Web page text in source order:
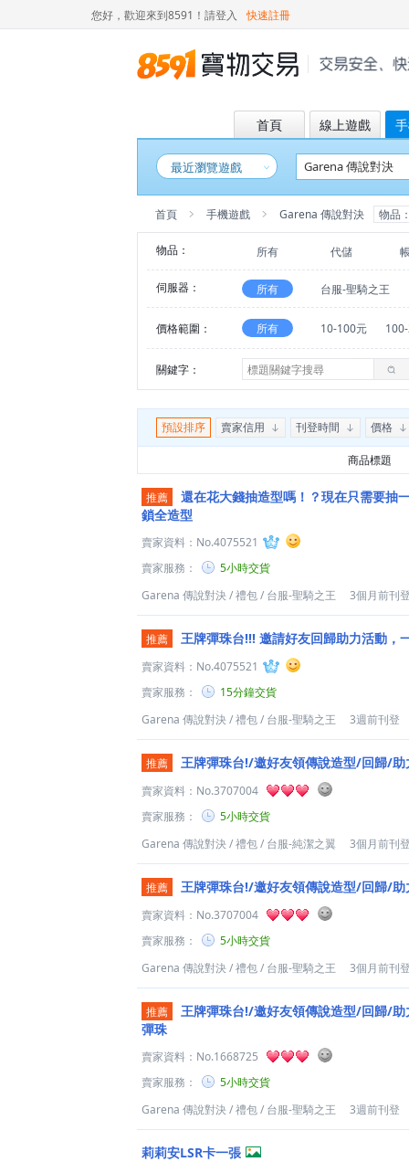
您好，歡迎來到8591！ 請登入 快速註冊
首頁 線上遊戲
最近瀏覽遊戲
首頁 手機遊戲 Garena 傳說對決 物品
物品： 所有 代儲
伺服器： 所有 台服-聖騎之王
價格範圍： 所有 10-100元
關鍵字：
預設排序 賣家信用 刊登時間 價格
商品標題
推薦
還在花大錢抽造型嗎！？現在只需要抽
鎖全造型
賣家資料： No.4075521
賣家服務：
5小時交貨
Garena 傳說對決/禮包/ 台服-聖騎之王 3個月前刊
推薦 王牌彈珠台!!! 邀請好友回歸助力活動，
賣家資料： No.4075521
賣家服務：
15分鐘交貨
Garena 傳說對決/禮包/ 台服-聖騎之王 3週前刊登
推薦 王牌彈珠台!/邀好友領傳說造型/回歸/
賣家資料： No.3707004
賣家服務：
5小時交貨
Garena 傳說對決/禮包/ 台服-純潔之翼 3個月前刊
推薦 王牌彈珠台!/邀好友領傳說造型/回歸/
賣家資料： No.3707004
賣家服務：
5小時交貨
Garena 傳說對決/禮包/ 台服-聖騎之王 3個月前刊
推薦
王牌彈珠台!/邀好友領傳說造型/回歸/
彈珠
賣家資料： No.1668725
賣家服務：
5小時交貨
Garena 傳說對決/禮包/ 台服-聖騎之王 3週前刊登
莉莉安LSR卡一張